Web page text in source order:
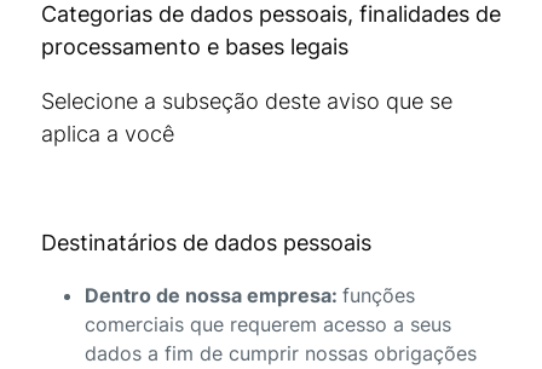
Categorias de dados pessoais, finalidades de
processamento e bases legais
Selecione a subseção deste aviso que se
aplica a você
Destinatários de dados pessoais
Dentro de nossa empresa: funções
comerciais que requerem acesso a seus
dados a fim de cumprir nossas obrigações